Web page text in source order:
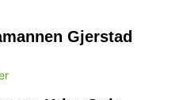
Gjerstad